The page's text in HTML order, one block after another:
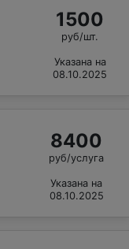
1500
руб/шт.
Указана на
08.10.2025
8400
руб/услуга
Указана на
08.10.2025